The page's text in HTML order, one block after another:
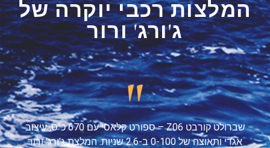
המלצות רכבי יוקרה של
ג'ורג' ורור
"
שברולט קורבט Z06 – ספורט קלאסי עם 670 כ"ס, עיצוב
אגדי ותאוצה של 0-100 ב-2.6 שניות. המלצת ג'ורג' ורור